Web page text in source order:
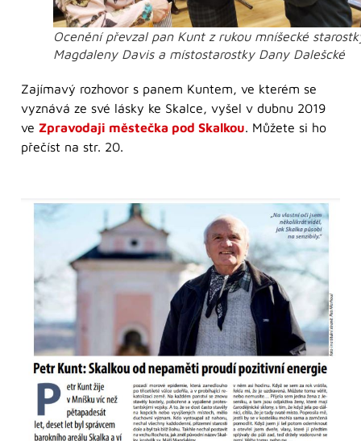
Ocenění převzal pan Kunt z rukou mníšecké
Magdaleny Davis a místostarostky Dany Dalešcké
Zajímavý rozhovor s panem Kuntem, ve kterém se
vyznává ze své lásky ke Skalce, vyšel v dubnu 2019
ve Zpravodaji městečka pod Skalkou . Můžete si ho
přečíst na str. 20.